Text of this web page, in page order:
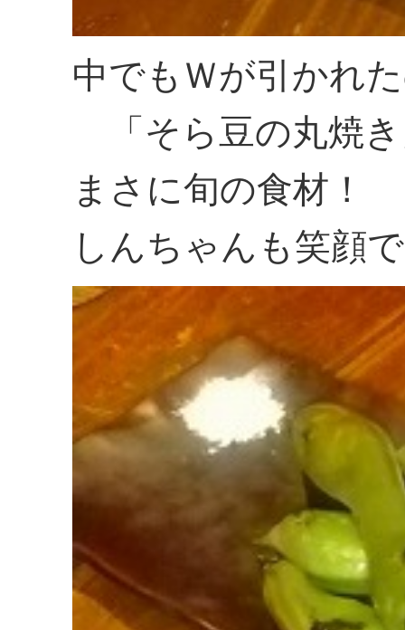
中でもＷが引かれ
「そら豆の丸焼
まさに旬の食材！
しんちゃんも笑顔